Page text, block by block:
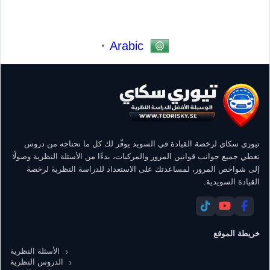
Arabic
▼
تيوري سكاي لرخصة القيادة في السويد يوفّر لك كل ما تحتاجه من دروس
تغطي جميع جوانب قوانين المرور والمركبات، بدءًا من الأسئلة النظرية وصولًا
إلى شواخص المرور، لمساعدتك على الاستعداد للدراسة النظرية لرخصة
القيادة السويدية.
خريطة الموقع
الأسئلة النظرية
الدروس النظرية